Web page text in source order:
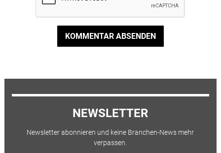
KOMMENTAR ABSENDEN
NEWSLETTER
Newsletter abonnieren und keine Branchen-News mehr
verpassen.